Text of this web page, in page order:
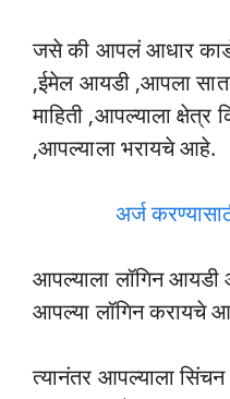
जसे की आपलं आधार
,ईमेल आयडी ,आपला
माहिती ,आपल्याला क्षेत्र
,आपल्याला भरायचे आहे.
अर्ज
आपल्याला लॉगिन आयडी
आपल्या लॉगिन करायचे
त्यानंतर आपल्याला